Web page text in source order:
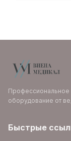
Профессиональное
оборудование от
Быстрые